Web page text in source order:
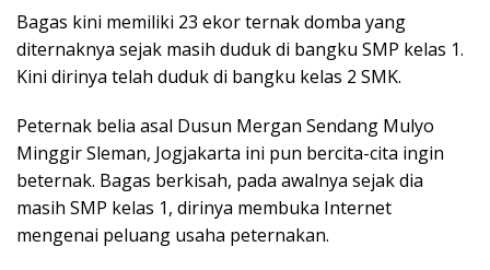
Bagas kini memiliki 23 ekor ternak domba yang
diternaknya sejak masih duduk di bangku SMP kelas 1.
Kini dirinya telah duduk di bangku kelas 2 SMK.
Peternak belia asal Dusun Mergan Sendang Mulyo
Minggir Sleman, Jogjakarta ini pun bercita-cita ingin
beternak. Bagas berkisah, pada awalnya sejak dia
masih SMP kelas 1, dirinya membuka Internet
mengenai peluang usaha peternakan.